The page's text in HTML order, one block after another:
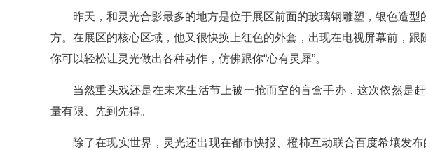
昨天，和灵光合影最多的地方是位于展区前面的玻璃钢雕塑，银色造
方。在展区的核心区域，他又很快换上红色的外套，出现在电视屏幕前，跟
你可以轻松让灵光做出各种动作，仿佛跟你“心有灵犀”。
当然重头戏还是在未来生活节上被一抢而空的盲盒手办，这次依然是
量有限、先到先得。
除了在现实世界，灵光还出现在都市快报、橙柿互动联合百度希壤发布